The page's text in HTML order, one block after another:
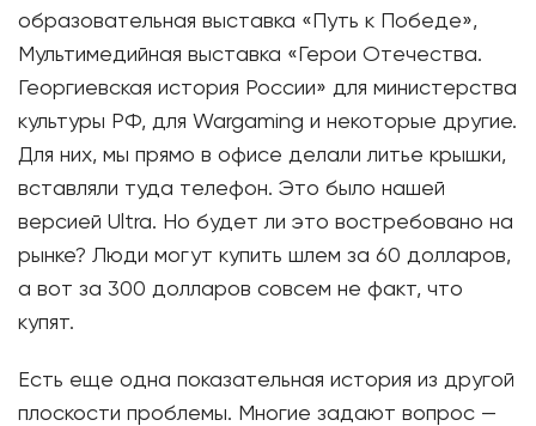
образовательная выставка «Путь к Победе»,
Мультимедийная выставка «Герои Отечества.
Георгиевская история России» для министерства
культуры РФ, для Wargaming и некоторые другие.
Для них, мы прямо в офисе делали литье крышки,
вставляли туда телефон. Это было нашей
версией Ultra. Но будет ли это востребовано на
рынке? Люди могут купить шлем за 60 долларов,
а вот за 300 долларов совсем не факт, что
купят.
Есть еще одна показательная история из другой
плоскости проблемы. Многие задают вопрос —